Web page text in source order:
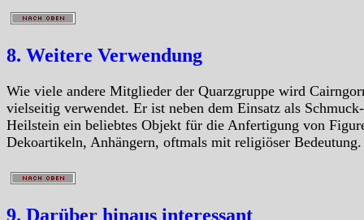
8. Weitere Verwendung
Wie viele andere Mitglieder der Quarzgruppe wird
vielseitig verwendet. Er ist neben dem Einsatz als
Heilstein ein beliebtes Objekt für die Anfertigung von
Dekoartikeln, Anhängern, oftmals mit religiöser Bedeutung.
9. Darüber hinaus interessant